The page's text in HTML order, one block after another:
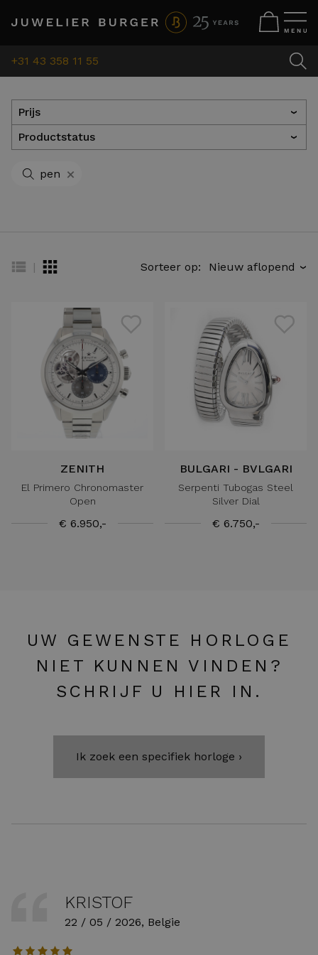
+31 43 358 11 55
Prijs ›
Productstatus ›
pen +
| Sorteer op: ›
ZENITH
El Primero Chronomaster
Open
€ 6.950,-
BULGARI - BVLGARI
Serpenti Tubogas Steel
Silver Dial
€ 6.750,-
UW GEWENSTE HORLOGE
NIET KUNNEN VINDEN?
SCHRIJF U HIER IN.
Ik zoek een specifiek horloge ›
KRISTOF
22 / 05 / 2026, Belgie